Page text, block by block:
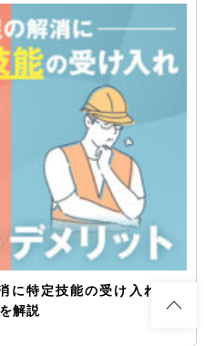
特定技能の受け入れが進
解説